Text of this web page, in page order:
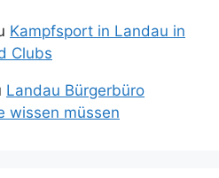
Kampfsport in Landau in
Clubs
Landau Bürgerbüro
wissen müssen